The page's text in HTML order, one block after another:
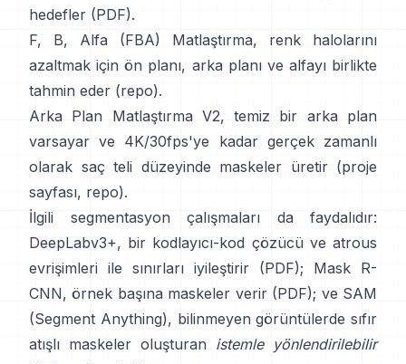
hedefler (PDF).
F, B, Alfa (FBA) Matlaştırma, renk halolarını
azaltmak için ön planı, arka planı ve alfayı birlikte
tahmin eder (repo).
Arka Plan Matlaştırma V2, temiz bir arka plan
varsayar ve 4K/30fps'ye kadar gerçek zamanlı
olarak saç teli düzeyinde maskeler üretir (proje
sayfası, repo).
İlgili segmentasyon çalışmaları da faydalıdır:
DeepLabv3+, bir kodlayıcı-kod çözücü ve atrous
evrişimleri ile sınırları iyileştirir (PDF);
Mask R-
CNN, örnek başına maskeler verir (PDF); ve SAM
(Segment Anything), bilinmeyen görüntülerde sıfır
atışlı maskeler oluşturan istemle yönlendirilebilir